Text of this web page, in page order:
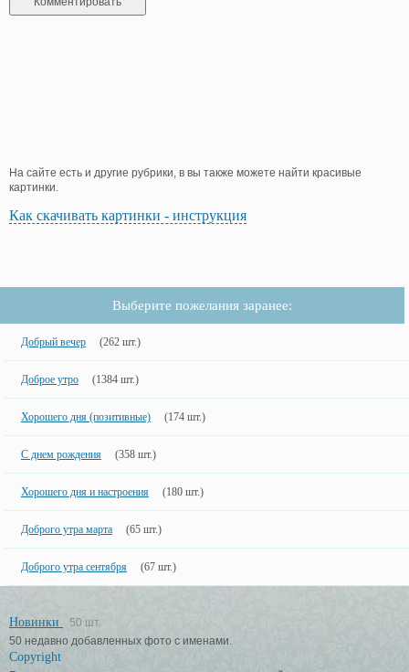
На сайте есть и другие рубрики, в вы также можете найти красивые
картинки.
Как скачивать картинки - инструкция
Выберите пожелания заранее:
Добрый вечер (262 шт.)
Доброе утро (1384 шт.)
Хорошего дня (позитивные) (174 шт.)
С днем рождения (358 шт.)
Хорошего дня и настроения (180 шт.)
Доброго утра марта (65 шт.)
Доброго утра сентября (67 шт.)
Новинки
50 шт.
50 недавно добавленных фото с именами.
Copyright